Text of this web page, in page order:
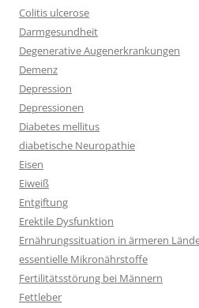
Colitis ulcerose
Darmgesundheit
Degenerative Augenerkrankungen
Demenz
Depression
Depressionen
Diabetes mellitus
diabetische Neuropathie
Eisen
Eiweiß
Entgiftung
Erektile Dysfunktion
Ernährungssituation in ärmeren
essentielle Mikronährstoffe
Fertilitätsstörung bei Männern
Fettleber